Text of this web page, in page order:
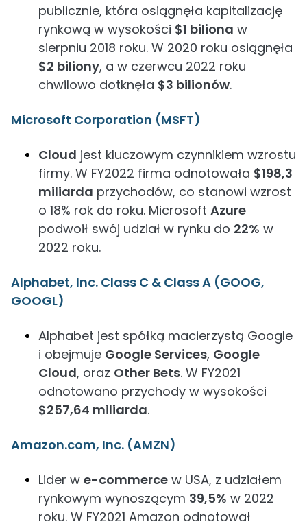
publicznie, która osiągnęła kapitalizację
rynkową w wysokości $1 biliona w
sierpniu 2018 roku. W 2020 roku osiągnęła
$2 biliony, a w czerwcu 2022 roku
chwilowo dotknęła $3 bilionów.
Microsoft Corporation (MSFT)
Cloud jest kluczowym czynnikiem wzrostu
firmy. W FY2022 firma odnotowała $198,3
miliarda przychodów, co stanowi wzrost
o 18% rok do roku. Microsoft Azure
podwoił swój udział w rynku do 22% w
2022 roku.
Alphabet, Inc. Class C & Class A (GOOG,
GOOGL)
Alphabet jest spółką macierzystą Google
i obejmuje Google Services, Google
Cloud, oraz Other Bets. W FY2021
odnotowano przychody w wysokości
$257,64 miliarda.
Amazon.com, Inc. (AMZN)
Lider w e-commerce w USA, z udziałem
rynkowym wynoszącym 39,5% w 2022
roku. W FY2021 Amazon odnotował